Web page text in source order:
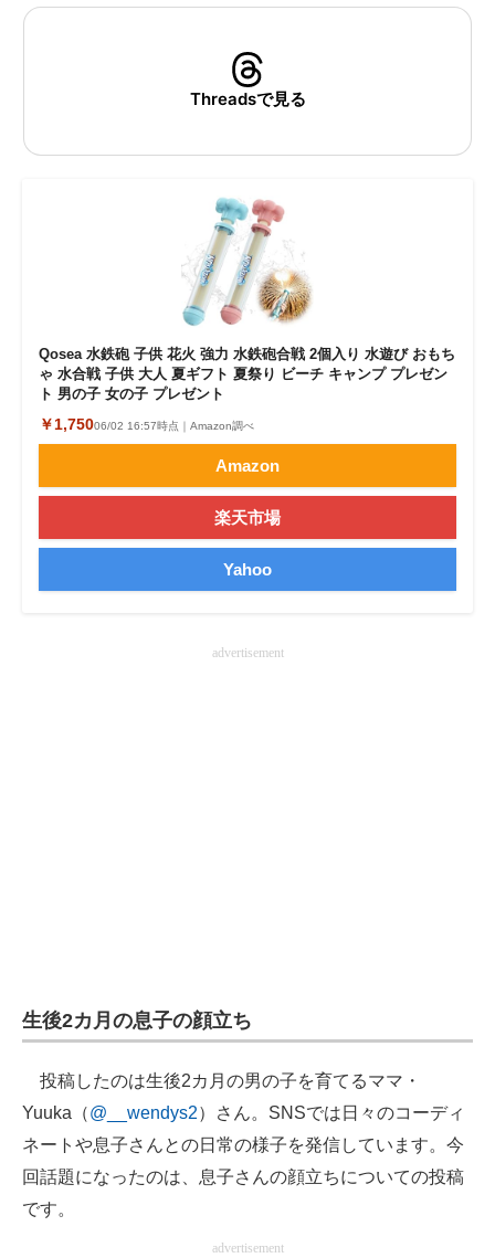
ビジネスと働き方のヒント
AI活用のいまが分かる
経営リーダーのコミュニティ
マーケ×ITの今がよく分かる
ITエンジニア向け専門サイト
企業向けIT製品の総合サイト
IT製品の技術・比較・事例
製造業のIT導入・活用を支援
モノづくり技術者専門サイト
Threadsで見る
Qosea 水鉄砲 子供 花火 強力 水鉄砲合戦 2個入り 水遊び おもち
ゃ 水合戦 子供 大人 夏ギフト 夏祭り ビーチ キャンプ プレゼン
ト 男の子 女の子 プレゼント
￥1,75006/02 16:57時点｜Amazon調べ
Amazon
楽天市場
Yahoo
advertisement
生後2カ月の息子の顔立ち
投稿したのは生後2カ月の男の子を育てるママ・
Yuuka（@__wendys2）さん。SNSでは日々のコーディ
ネートや息子さんとの日常の様子を発信しています。今
回話題になったのは、息子さんの顔立ちについての投稿
です。
advertisement